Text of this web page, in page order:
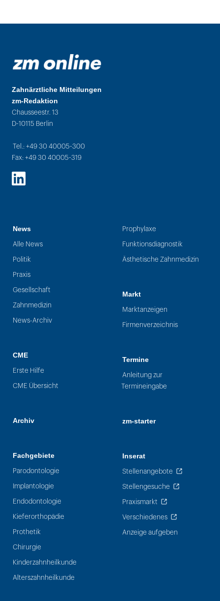
Zahnärztliche Mitteilungen
zm-Redaktion
Chausseestr. 13
D-10115 Berlin
Tel.: +49 30 40005-300
Fax: +49 30 40005-319
LinkedIn
News
Alle News
Politik
Praxis
Gesellschaft
Zahnmedizin
News-Archiv
CME
Erste Hilfe
CME Übersicht
Archiv
Fachgebiete
Parodontologie
Implantologie
Endodontologie
Kieferorthopädie
Prothetik
Chirurgie
Kinderzahnheilkunde
Alterszahnheilkunde
Prophylaxe
Funktionsdiagnostik
Ästhetische Zahnmedizin
Markt
Marktanzeigen
Firmenverzeichnis
Termine
Anleitung zur
Termineingabe
zm-starter
Inserat
Stellenangebote
Stellengesuche
Praxismarkt
Verschiedenes
Anzeige aufgeben